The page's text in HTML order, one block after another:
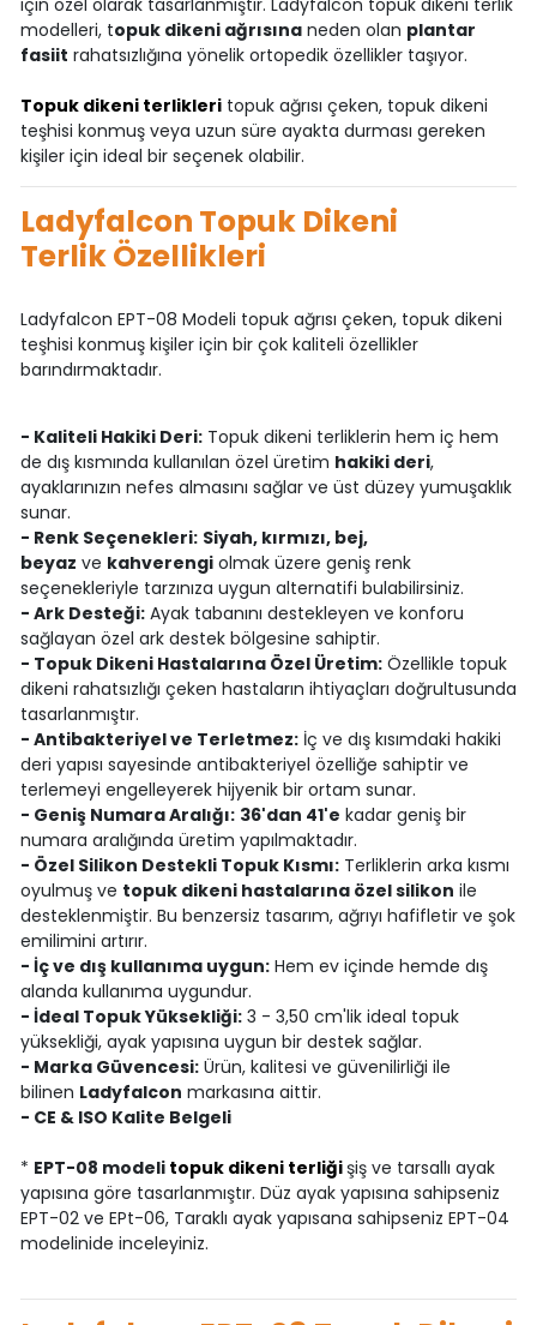
için özel olarak tasarlanmıştır. Ladyfalcon topuk dikeni terlik
modelleri, topuk dikeni ağrısınaneden olan plantar
fasiit rahatsızlığına yönelik ortopedik özellikler taşıyor.
Topuk dikeni terlikleritopuk ağrısı çeken, topuk dikeni
teşhisi konmuş veya uzun süre ayakta durması gereken
kişiler için ideal bir seçenek olabilir.
Ladyfalcon Topuk Dikeni
Terlik Özellikleri
Ladyfalcon EPT-08 Modeli topuk ağrısı çeken, topuk dikeni
teşhisi konmuş kişiler için bir çok kaliteli özellikler
barındırmaktadır.
- Kaliteli Hakiki Deri:Topuk dikeni terliklerin hem iç hem
de dış kısmında kullanılan özel üretim hakiki deri,
ayaklarınızın nefes almasını sağlar ve üst düzey yumuşaklık
sunar.
- Renk Seçenekleri: Siyah, kırmızı, bej,
beyaz ve kahverengiolmak üzere geniş renk
seçenekleriyle tarzınıza uygun alternatifi bulabilirsiniz.
- Ark Desteği:Ayak tabanını destekleyen ve konforu
sağlayan özel ark destek bölgesine sahiptir.
- Topuk Dikeni Hastalarına Özel Üretim:Özellikle topuk
dikeni rahatsızlığı çeken hastaların ihtiyaçları doğrultusunda
tasarlanmıştır.
- Antibakteriyel ve Terletmez:İç ve dış kısımdaki hakiki
deri yapısı sayesinde antibakteriyel özelliğe sahiptir ve
terlemeyi engelleyerek hijyenik bir ortam sunar.
- Geniş Numara Aralığı: 36'dan 41'e kadar geniş bir
numara aralığında üretim yapılmaktadır.
- Özel Silikon Destekli Topuk Kısmı:Terliklerin arka kısmı
oyulmuş ve topuk dikeni hastalarına özel silikon ile
desteklenmiştir. Bu benzersiz tasarım, ağrıyı hafifletir ve şok
emilimini artırır.
- İç ve dış kullanıma uygun:Hem ev içinde hemde dış
alanda kullanıma uygundur.
- İdeal Topuk Yüksekliği:3 - 3,50 cm'lik ideal topuk
yüksekliği, ayak yapısına uygun bir destek sağlar.
- Marka Güvencesi:Ürün, kalitesi ve güvenilirliği ile
bilinen Ladyfalcon markasına aittir.
- CE & ISO Kalite Belgeli
* EPT-08 modeli topuk dikeni terliğişiş ve tarsallı ayak
yapısına göre tasarlanmıştır. Düz ayak yapısına sahipseniz
EPT-02 ve EPt-06, Taraklı ayak yapısana sahipseniz EPT-04
modelinide inceleyiniz.